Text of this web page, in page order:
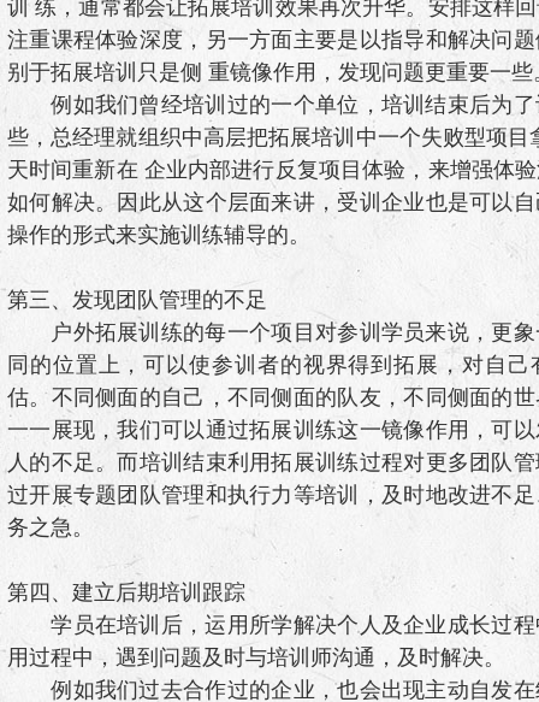
训 练，通常都会让拓展培训效果再次升华。安排这样
注重课程体验深度，另一方面主要是以指导和解决问
别于拓展培训只是侧 重镜像作用，发现问题更重要一些
例如我们曾经培训过的一个单位，培训结束后为了
些，总经理就组织中高层把拓展培训中一个失败型项目
天时间重新在 企业内部进行反复项目体验，来增强体
如何解决。因此从这个层面来讲，受训企业也是可以
操作的形式来实施训练辅导的。
第三、发现团队管理的不足
户外拓展训练的每一个项目对参训学员来说，更象
同的位置上，可以使参训者的视界得到拓展，对自己
估。不同侧面的自己，不同侧面的队友，不同侧面的
一一展现，我们可以通过拓展训练这一镜像作用，可
人的不足。而培训结束利用拓展训练过程对更多团队
过开展专题团队管理和执行力等培训，及时地改进不
务之急。
第四、建立后期培训跟踪
学员在培训后，运用所学解决个人及企业成长过程
用过程中，遇到问题及时与培训师沟通，及时解决。
例如我们过去合作过的企业，也会出现主动自发在